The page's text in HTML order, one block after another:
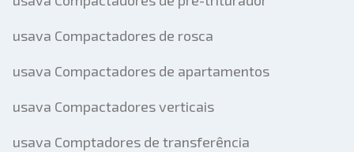
usava Compactadores de rosca
usava Compactadores de apartamentos
usava Compactadores verticais
usava Comptadores de transferência